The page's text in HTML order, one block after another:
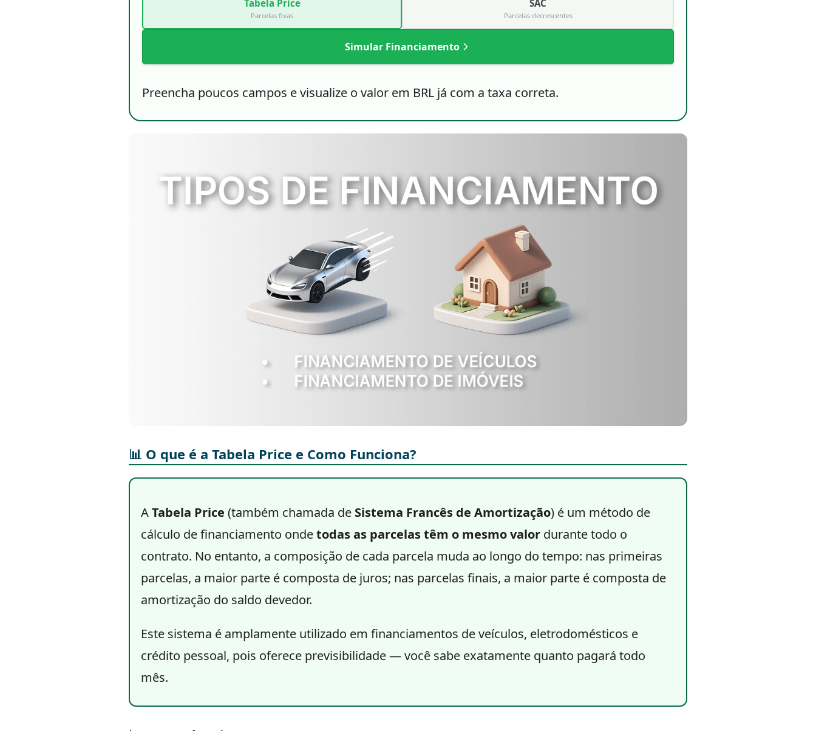
Tabela Price
Parcelas fixas
SAC
Parcelas decrescentes
Simular Financiamento
Preencha poucos campos e visualize o valor em BRL já com a taxa correta.
📊 O que é a Tabela Price e Como Funciona?
ATabela Price (também chamada de Sistema Francês de Amortização) é um método de
cálculo de financiamento ondetodas as parcelas têm o mesmo valor durante todo o
contrato. No entanto, a composição de cada parcela muda ao longo do tempo: nas primeiras
parcelas, a maior parte é composta de juros; nas parcelas finais, a maior parte é composta de
amortização do saldo devedor.
Este sistema é amplamente utilizado em financiamentos de veículos, eletrodomésticos e
crédito pessoal, pois oferece previsibilidade — você sabe exatamente quanto pagará todo
mês.